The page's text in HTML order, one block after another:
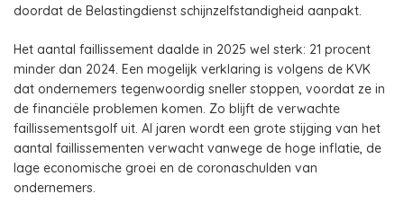
doordat de Belastingdienst schijnzelfstandigheid aanpakt.
Het aantal faillissement daalde in 2025 wel sterk: 21 procent
minder dan 2024. Een mogelijk verklaring is volgens de KVK
dat ondernemers tegenwoordig sneller stoppen, voordat ze in
de financiële problemen komen. Zo blijft de verwachte
faillissementsgolf uit. Al jaren wordt een grote stijging van het
aantal faillissementen verwacht vanwege de hoge inflatie, de
lage economische groei en de coronaschulden van
ondernemers.